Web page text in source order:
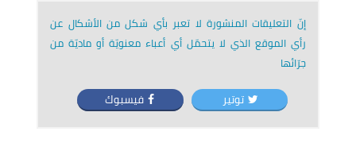
إنّ التعليقات المنشورة لا تعبر بأي شكل من الأشكال عن
رأي الموقع الذي لا يتحمّل أي أعباء معنويّة أو ماديّة من
جرّائها
توتير فيسبوك